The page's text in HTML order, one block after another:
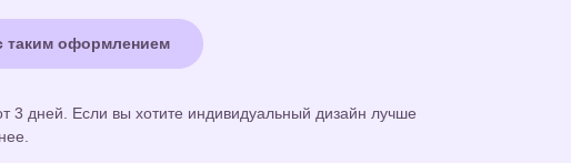
таким оформлением
3 дней. Если вы хотите индивидуальный дизайн лучше